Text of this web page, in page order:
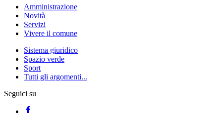
Amministrazione
Novità
Servizi
Vivere il comune
Sistema giuridico
Spazio verde
Sport
Tutti gli argomenti...
Seguici su